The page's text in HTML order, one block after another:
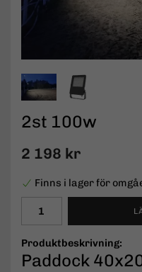
2st 100w
2 198 kr
Finns i lager för
Produktbeskrivning:
Paddock